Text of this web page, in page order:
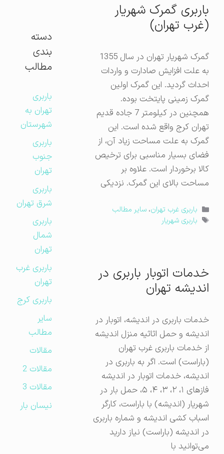
باربری گمرک شهریار
(غرب تهران)
گمرک شهریار تهران در سال 1355
به علت افزایش صادارت و واردات
احداث گردید. این گمرک اولین
گمرک زمینی پایتخت بوده.
همچنین در کیلومتر 7 جاده قدیم
تهران کرج واقع شده است. این
گمرک به علت مساحت زیاد آن، از
فضای بسیار مناسبی برای ترخیص
کالا برخوردار است. علاوه بر
مساحت بالای این گمرک. نزدیکی
دسته‌ها
باربری غرب تهران ،سایر مطالب
برچسب‌ها
باربری شهریار
خدمات اتوبار باربری در
اندیشه تهران
خدمات باربری در اندیشه، اتوبار در
اندیشه و حمل اثاثیه منزل اندیشه
از خدمات باربری غرب تهران
(باراست) است. اگر به باربری در
اندیشه، خدمات اتوبار در اندیشه
فازهای ۱، ۲، ۳، ۴، ۵، حمل بار در
شهریار (اندیشه) با باراست، کارگر
اسباب کشی اندیشه و شماره باربری
در اندیشه (باراست) نیاز دارید
می‌توانید با
دسته
بندی
مطالب
باربری
تهران به
شهرستان
باربری
جنوب
تهران
باربری
شرق تهران
باربری
شمال
تهران
باربری غرب
تهران
باربری کرج
مطالب
مقالات
مقالات 2
مقالات 3
نیسان بار